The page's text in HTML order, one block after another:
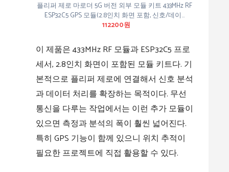
플리퍼 제로 마로더 5G 버전 외부 모듈 키트 433MHz RF
ESP32C5 GPS 모듈(2.8인치 화면 포함, 신호/데이…
112200원
이 제품은 433MHz RF 모듈과 ESP32C5 프로
세서, 2.8인치 화면이 포함된 모듈 키트다. 기
본적으로 플리퍼 제로에 연결해서 신호 분석
과 데이터 처리를 확장하는 목적이다. 무선
통신을 다루는 작업에서는 이런 추가 모듈이
있으면 측정과 분석의 폭이 훨씬 넓어진다.
특히 GPS 기능이 함께 있으니 위치 추적이
필요한 프로젝트에 직접 활용할 수 있다.